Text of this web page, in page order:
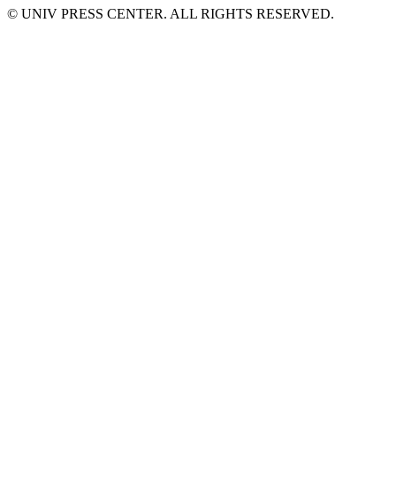
© UNIV PRESS CENTER. ALL RIGHTS RESERVED.